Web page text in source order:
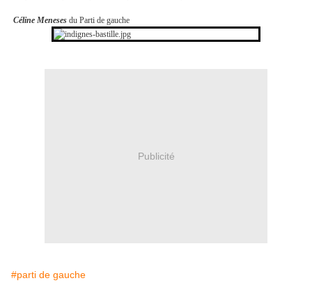
Céline Meneses du Parti de gauche
Publicité
#parti de gauche